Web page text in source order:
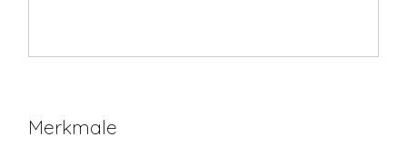
Merkmale